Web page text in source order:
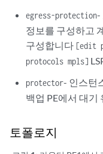
egress-protection-
정보를 구성하고
구성합니다 [edit
protocols mpls]
protector- 인스턴
백업 PE에서 대기
토폴로지